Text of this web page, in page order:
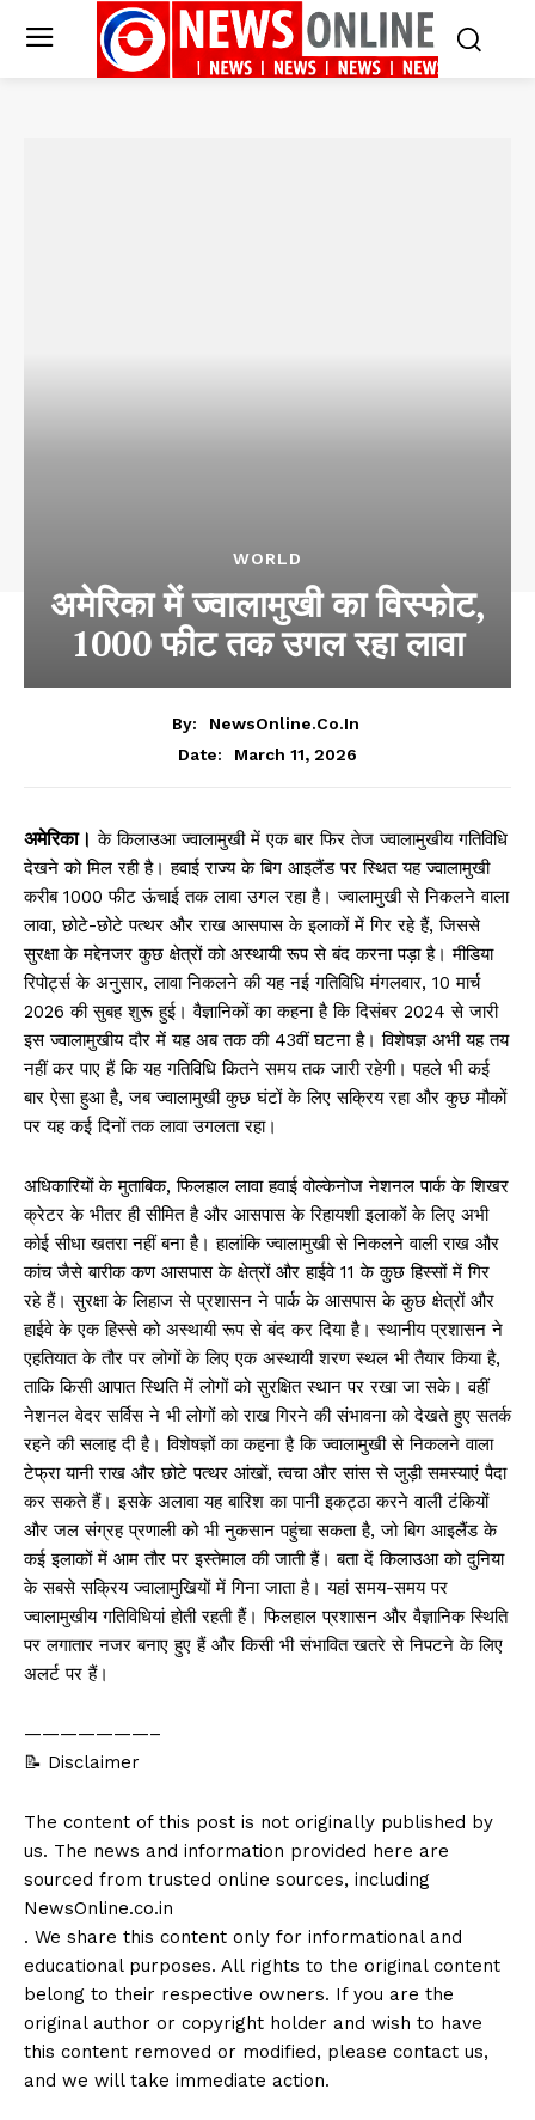
WORLD
अमेरिका में ज्वालामुखी का विस्फोट,
1000 फीट तक उगल रहा लावा
By:
NewsOnline.co.in
Date:
March 11, 2026
अमेरिका।के किलाउआ ज्वालामुखी में एक बार फिर तेज ज्वालामुखीय गतिविधि
देखने को मिल रही है। हवाई राज्य के बिग आइलैंड पर स्थित यह ज्वालामुखी
करीब 1000 फीट ऊंचाई तक लावा उगल रहा है। ज्वालामुखी से निकलने वाला
लावा, छोटे-छोटे पत्थर और राख आसपास के इलाकों में गिर रहे हैं, जिससे
सुरक्षा के मद्देनजर कुछ क्षेत्रों को अस्थायी रूप से बंद करना पड़ा है। मीडिया
रिपोर्ट्स के अनुसार, लावा निकलने की यह नई गतिविधि मंगलवार, 10 मार्च
2026 की सुबह शुरू हुई। वैज्ञानिकों का कहना है कि दिसंबर 2024 से जारी
इस ज्वालामुखीय दौर में यह अब तक की 43वीं घटना है। विशेषज्ञ अभी यह तय
नहीं कर पाए हैं कि यह गतिविधि कितने समय तक जारी रहेगी। पहले भी कई
बार ऐसा हुआ है, जब ज्वालामुखी कुछ घंटों के लिए सक्रिय रहा और कुछ मौकों
पर यह कई दिनों तक लावा उगलता रहा।
अधिकारियों के मुताबिक, फिलहाल लावा हवाई वोल्केनोज नेशनल पार्क के शिखर
क्रेटर के भीतर ही सीमित है और आसपास के रिहायशी इलाकों के लिए अभी
कोई सीधा खतरा नहीं बना है। हालांकि ज्वालामुखी से निकलने वाली राख और
कांच जैसे बारीक कण आसपास के क्षेत्रों और हाईवे 11 के कुछ हिस्सों में गिर
रहे हैं। सुरक्षा के लिहाज से प्रशासन ने पार्क के आसपास के कुछ क्षेत्रों और
हाईवे के एक हिस्से को अस्थायी रूप से बंद कर दिया है। स्थानीय प्रशासन ने
एहतियात के तौर पर लोगों के लिए एक अस्थायी शरण स्थल भी तैयार किया है,
ताकि किसी आपात स्थिति में लोगों को सुरक्षित स्थान पर रखा जा सके। वहीं
नेशनल वेदर सर्विस ने भी लोगों को राख गिरने की संभावना को देखते हुए सतर्क
रहने की सलाह दी है। विशेषज्ञों का कहना है कि ज्वालामुखी से निकलने वाला
टेफ्रा यानी राख और छोटे पत्थर आंखों, त्वचा और सांस से जुड़ी समस्याएं पैदा
कर सकते हैं। इसके अलावा यह बारिश का पानी इकट्ठा करने वाली टंकियों
और जल संग्रह प्रणाली को भी नुकसान पहुंचा सकता है, जो बिग आइलैंड के
कई इलाकों में आम तौर पर इस्तेमाल की जाती हैं। बता दें किलाउआ को दुनिया
के सबसे सक्रिय ज्वालामुखियों में गिना जाता है। यहां समय-समय पर
ज्वालामुखीय गतिविधियां होती रहती हैं। फिलहाल प्रशासन और वैज्ञानिक स्थिति
पर लगातार नजर बनाए हुए हैं और किसी भी संभावित खतरे से निपटने के लिए
अलर्ट पर हैं।
———————–
📝 Disclaimer
The content of this post is not originally published by
us. The news and information provided here are
sourced from trusted online sources, including
NewsOnline.co.in
. We share this content only for informational and
educational purposes. All rights to the original content
belong to their respective owners. If you are the
original author or copyright holder and wish to have
this content removed or modified, please contact us,
and we will take immediate action.